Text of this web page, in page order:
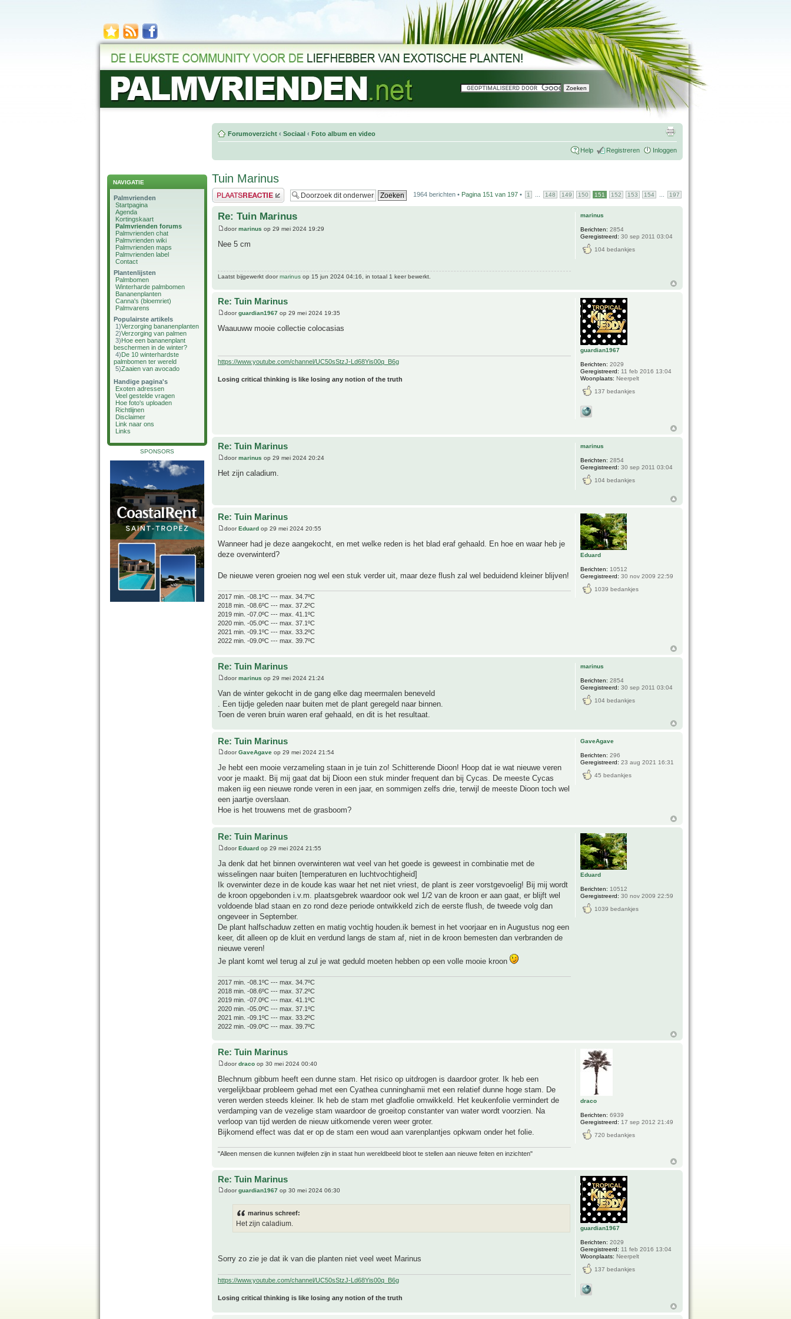
NAVIGATIE
Palmvrienden
Startpagina
Agenda
Kortingskaart
Palmvrienden forums
Palmvrienden chat
Palmvrienden wiki
Palmvrienden maps
Palmvrienden label
Contact
Plantenlijsten
Palmbomen
Winterharde palmbomen
Bananenplanten
Canna's (bloemriet)
Palmvarens
Populairste artikels
1)Verzorging bananenplanten
2)Verzorging van palmen
3)Hoe een bananenplant
beschermen in de winter?
4)De 10 winterhardste
palmbomen ter wereld
5)Zaaien van avocado
Handige pagina's
Exoten adressen
Veel gestelde vragen
Hoe foto's uploaden
Richtlijnen
Disclaimer
Link naar ons
Links
SPONSORS
Forumoverzicht ‹ Sociaal ‹ Foto album en video
Help Registreren Inloggen
Tuin Marinus
Plaats een reactie 1964 berichten • Pagina 151 van 197 • 1 148 149 150 151 152 153 154 197
Re: Tuin Marinus
doormarinus op 29 mei 2024 19:29
Nee 5 cm
Laatst bijgewerkt doormarinus op 15 jun 2024 04:16, in totaal 1 keer bewerkt.
marinus
Berichten: 2854
Geregistreerd: 30 sep 2011 03:04
104 bedankjes
Re: Tuin Marinus
doorguardian1967 op 29 mei 2024 19:35
Waauuww mooie collectie colocasias
https://www.youtube.com/channel/UC50sStzJ-Ld68Yis00q_B6g
Losing critical thinking is like losing any notion of the truth
guardian1967
Berichten: 2029
Geregistreerd: 11 feb 2016 13:04
Woonplaats: Neerpelt
137 bedankjes
Re: Tuin Marinus
doormarinus op 29 mei 2024 20:24
Het zijn caladium.
marinus
Berichten: 2854
Geregistreerd: 30 sep 2011 03:04
104 bedankjes
Re: Tuin Marinus
doorEduard op 29 mei 2024 20:55
Wanneer had je deze aangekocht, en met welke reden is het blad eraf gehaald. En hoe en waar heb je
deze overwinterd?
De nieuwe veren groeien nog wel een stuk verder uit, maar deze flush zal wel beduidend kleiner blijven!
2017 min. -08.1ºC --- max. 34.7ºC
2018 min. -08.6ºC --- max. 37.2ºC
2019 min. -07.0ºC --- max. 41.1ºC
2020 min. -05.0ºC --- max. 37.1ºC
2021 min. -09.1ºC --- max. 33.2ºC
2022 min. -09.0ºC --- max. 39.7ºC
Eduard
Berichten: 10512
Geregistreerd: 30 nov 2009 22:59
1039 bedankjes
Re: Tuin Marinus
doormarinus op 29 mei 2024 21:24
Van de winter gekocht in de gang elke dag meermalen beneveld
. Een tijdje geleden naar buiten met de plant geregeld naar binnen.
Toen de veren bruin waren eraf gehaald, en dit is het resultaat.
marinus
Berichten: 2854
Geregistreerd: 30 sep 2011 03:04
104 bedankjes
Re: Tuin Marinus
doorGaveAgave op 29 mei 2024 21:54
Je hebt een mooie verzameling staan in je tuin zo! Schitterende Dioon! Hoop dat ie wat nieuwe veren
voor je maakt. Bij mij gaat dat bij Dioon een stuk minder frequent dan bij Cycas. De meeste Cycas
maken iig een nieuwe ronde veren in een jaar, en sommigen zelfs drie, terwijl de meeste Dioon toch wel
een jaartje overslaan.
Hoe is het trouwens met de grasboom?
GaveAgave
Berichten: 296
Geregistreerd: 23 aug 2021 16:31
45 bedankjes
Re: Tuin Marinus
doorEduard op 29 mei 2024 21:55
Ja denk dat het binnen overwinteren wat veel van het goede is geweest in combinatie met de
wisselingen naar buiten [temperaturen en luchtvochtigheid]
Ik overwinter deze in de koude kas waar het net niet vriest, de plant is zeer vorstgevoelig! Bij mij wordt
de kroon opgebonden i.v.m. plaatsgebrek waardoor ook wel 1/2 van de kroon er aan gaat, er blijft wel
voldoende blad staan en zo rond deze periode ontwikkeld zich de eerste flush, de tweede volg dan
ongeveer in September.
De plant halfschaduw zetten en matig vochtig houden.ik bemest in het voorjaar en in Augustus nog een
keer, dit alleen op de kluit en verdund langs de stam af, niet in de kroon bemesten dan verbranden de
nieuwe veren!
Je plant komt wel terug al zul je wat geduld moeten hebben op een volle mooie kroon
2017 min. -08.1ºC --- max. 34.7ºC
2018 min. -08.6ºC --- max. 37.2ºC
2019 min. -07.0ºC --- max. 41.1ºC
2020 min. -05.0ºC --- max. 37.1ºC
2021 min. -09.1ºC --- max. 33.2ºC
2022 min. -09.0ºC --- max. 39.7ºC
Eduard
Berichten: 10512
Geregistreerd: 30 nov 2009 22:59
1039 bedankjes
Re: Tuin Marinus
doordraco op 30 mei 2024 00:40
Blechnum gibbum heeft een dunne stam. Het risico op uitdrogen is daardoor groter. Ik heb een
vergelijkbaar probleem gehad met een Cyathea cunninghamii met een relatief dunne hoge stam. De
veren werden steeds kleiner. Ik heb de stam met gladfolie omwikkeld. Het keukenfolie vermindert de
verdamping van de vezelige stam waardoor de groeitop constanter van water wordt voorzien. Na
verloop van tijd werden de nieuw uitkomende veren weer groter.
Bijkomend effect was dat er op de stam een woud aan varenplantjes opkwam onder het folie.
"Alleen mensen die kunnen twijfelen zijn in staat hun wereldbeeld bloot te stellen aan nieuwe feiten en inzichten"
draco
Berichten: 6939
Geregistreerd: 17 sep 2012 21:49
720 bedankjes
Re: Tuin Marinus
doorguardian1967 op 30 mei 2024 06:30
marinus schreef:
Het zijn caladium.
Sorry zo zie je dat ik van die planten niet veel weet Marinus
https://www.youtube.com/channel/UC50sStzJ-Ld68Yis00q_B6g
Losing critical thinking is like losing any notion of the truth
guardian1967
Berichten: 2029
Geregistreerd: 11 feb 2016 13:04
Woonplaats: Neerpelt
137 bedankjes